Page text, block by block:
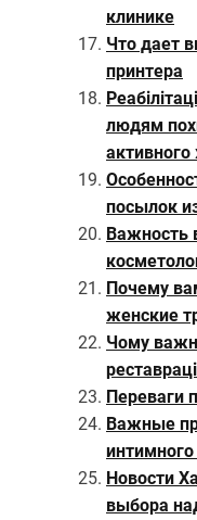
клинике
Что дает
принтера
людям
посылок
Важность
Почему
женские
Чому
Переваги
Важные
Новости
выбора